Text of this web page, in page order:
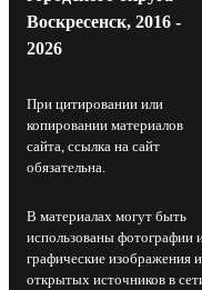
Воскресенск, 2016 -
2026
При цитировании или
копировании материалов
сайта, ссылка на сайт
обязательна.
В материалах могут быть
использованы фотографии
графические изображения
открытых источников в